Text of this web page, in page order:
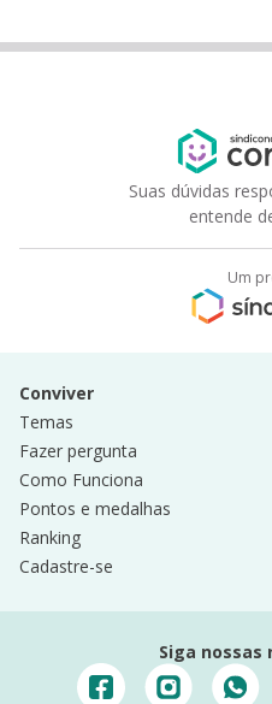
Suas dúvidas
entende
Um
Conviver
Temas
Fazer pergunta
Como Funciona
Pontos e medalhas
Ranking
Cadastre-se
Siga nossas